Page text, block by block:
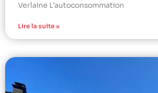
Verlaine L’autoconsommation
Lire la suite »